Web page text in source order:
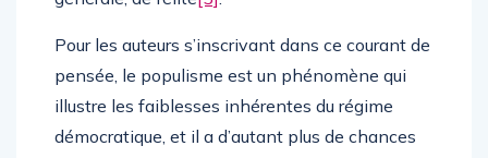
Pour les auteurs s’inscrivant dans ce courant de
pensée, le populisme est un phénomène qui
illustre les faiblesses inhérentes du régime
démocratique, et il a d’autant plus de chances